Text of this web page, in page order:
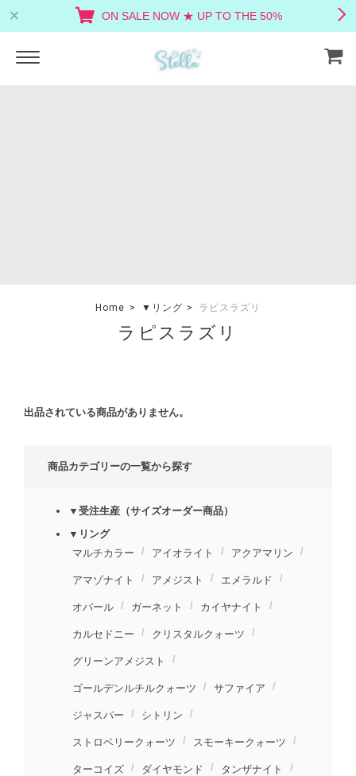
ON SALE NOW ★ UP TO THE 50%
Home ▼リング ラピスラズリ
ラピスラズリ
出品されている商品がありません。
商品カテゴリーの一覧から探す
▼受注生産（サイズオーダー商品）
▼リング
マルチカラー
アイオライト アクアマリン
アマゾナイト アメジスト エメラルド
オパール ガーネット カイヤナイト
カルセドニー クリスタルクォーツ
グリーンアメジスト
ゴールデンルチルクォーツ サファイア
ジャスパー シトリン
ストロベリークォーツ スモーキークォーツ
ターコイズ ダイヤモンド タンザナイト